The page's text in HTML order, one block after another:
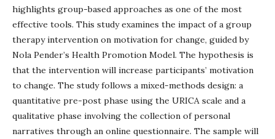
highlights group-based approaches as one of the most
effective tools. This study examines the impact of a group
therapy intervention on motivation for change, guided by
Nola Pender’s Health Promotion Model. The hypothesis is
that the intervention will increase participants’ motivation
to change. The study follows a mixed-methods design: a
quantitative pre-post phase using the URICA scale and a
qualitative phase involving the collection of personal
narratives through an online questionnaire. The sample will